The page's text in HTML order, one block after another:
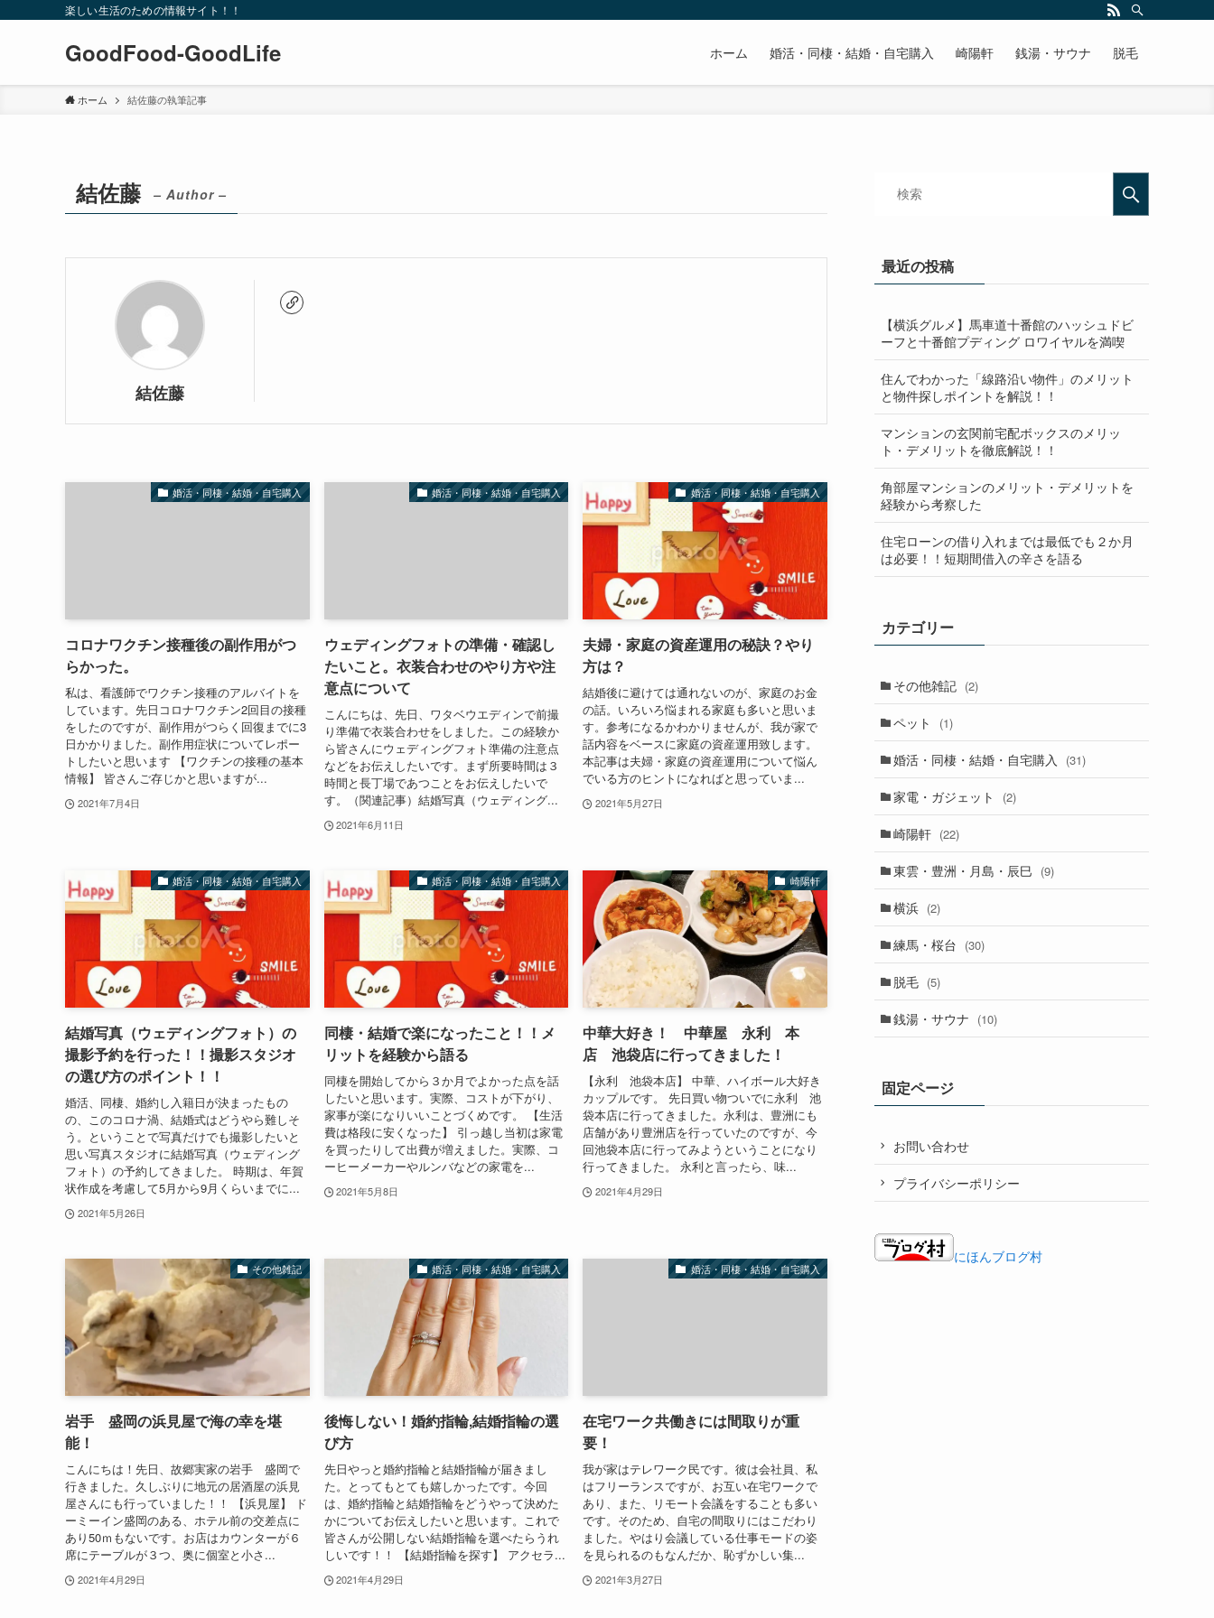
楽しい生活のための情報サイト！！
GoodFood-GoodLife ホーム 婚活・同棲・結婚・自宅購入 崎陽軒 銭湯・サウナ 脱毛
ホーム 結佐藤の執筆記事
結佐藤 – Author –
結佐藤
婚活・同棲・結婚・自宅購入
コロナワクチン接種後の副作用がつ
らかった。
私は、看護師でワクチン接種のアルバイトを
しています。先日コロナワクチン2回目の接種
をしたのですが、副作用がつらく回復までに3
日かかりました。副作用症状についてレポー
トしたいと思います 【ワクチンの接種の基本
情報】 皆さんご存じかと思いますが...
2021年7月4日
婚活・同棲・結婚・自宅購入
ウェディングフォトの準備・確認し
たいこと。衣装合わせのやり方や注
意点について
こんにちは、先日、ワタベウエディンで前撮
り準備で衣装合わせをしました。この経験か
ら皆さんにウェディングフォト準備の注意点
などをお伝えしたいです。まず所要時間は３
時間と長丁場であつことをお伝えしたいで
す。（関連記事）結婚写真（ウェディング...
2021年6月11日
婚活・同棲・結婚・自宅購入
夫婦・家庭の資産運用の秘訣？やり
方は？
結婚後に避けては通れないのが、家庭のお金
の話。いろいろ悩まれる家庭も多いと思いま
す。参考になるかわかりませんが、我が家で
話内容をベースに家庭の資産運用致します。
本記事は夫婦・家庭の資産運用について悩ん
でいる方のヒントになればと思っていま...
2021年5月27日
婚活・同棲・結婚・自宅購入
結婚写真（ウェディングフォト）の
撮影予約を行った！！撮影スタジオ
の選び方のポイント！！
婚活、同棲、婚約し入籍日が決まったもの
の、このコロナ渦、結婚式はどうやら難しそ
う。ということで写真だけでも撮影したいと
思い写真スタジオに結婚写真（ウェディング
フォト）の予約してきました。 時期は、年賀
状作成を考慮して5月から9月くらいまでに...
2021年5月26日
婚活・同棲・結婚・自宅購入
同棲・結婚で楽になったこと！！メ
リットを経験から語る
同棲を開始してから３か月でよかった点を話
したいと思います。実際、コストが下がり、
家事が楽になりいいことづくめです。 【生活
費は格段に安くなった】 引っ越し当初は家電
を買ったりして出費が増えました。実際、コ
ーヒーメーカーやルンバなどの家電を...
2021年5月8日
崎陽軒
中華大好き！ 中華屋 永利 本
店 池袋店に行ってきました！
【永利 池袋本店】 中華、ハイボール大好き
カップルです。 先日買い物ついでに永利 池
袋本店に行ってきました。永利は、豊洲にも
店舗があり豊洲店を行っていたのですが、今
回池袋本店に行ってみようということになり
行ってきました。 永利と言ったら、味...
2021年4月29日
その他雑記
岩手 盛岡の浜見屋で海の幸を堪
能！
こんにちは！先日、故郷実家の岩手 盛岡で
行きました。久しぶりに地元の居酒屋の浜見
屋さんにも行っていました！！ 【浜見屋】 ド
ーミーイン盛岡のある、ホテル前の交差点に
あり50ｍもないです。お店はカウンターが６
席にテーブルが３つ、奥に個室と小さ...
2021年4月29日
婚活・同棲・結婚・自宅購入
後悔しない！婚約指輪,結婚指輪の選
び方
先日やっと婚約指輪と結婚指輪が届きまし
た。とってもとても嬉しかったです。今回
は、婚約指輪と結婚指輪をどうやって決めた
かについてお伝えしたいと思います。これで
皆さんが公開しない結婚指輪を選べたらうれ
しいです！！ 【結婚指輪を探す】 アクセラ...
2021年4月29日
婚活・同棲・結婚・自宅購入
在宅ワーク共働きには間取りが重
要！
我が家はテレワーク民です。彼は会社員、私
はフリーランスですが、お互い在宅ワークで
あり、また、リモート会議をすることも多い
です。そのため、自宅の間取りにはこだわり
ました。やはり会議している仕事モードの姿
を見られるのもなんだか、恥ずかしい集...
2021年3月27日
最近の投稿
【横浜グルメ】馬車道十番館のハッシュドビ
ーフと十番館プディング ロワイヤルを満喫
住んでわかった「線路沿い物件」のメリット
と物件探しポイントを解説！！
マンションの玄関前宅配ボックスのメリッ
ト・デメリットを徹底解説！！
角部屋マンションのメリット・デメリットを
経験から考察した
住宅ローンの借り入れまでは最低でも２か月
は必要！！短期間借入の辛さを語る
カテゴリー
その他雑記 (2)
ペット (1)
婚活・同棲・結婚・自宅購入 (31)
家電・ガジェット (2)
崎陽軒 (22)
東雲・豊洲・月島・辰巳 (9)
横浜 (2)
練馬・桜台 (30)
脱毛 (5)
銭湯・サウナ (10)
固定ページ
お問い合わせ
プライバシーポリシー
にほんブログ村